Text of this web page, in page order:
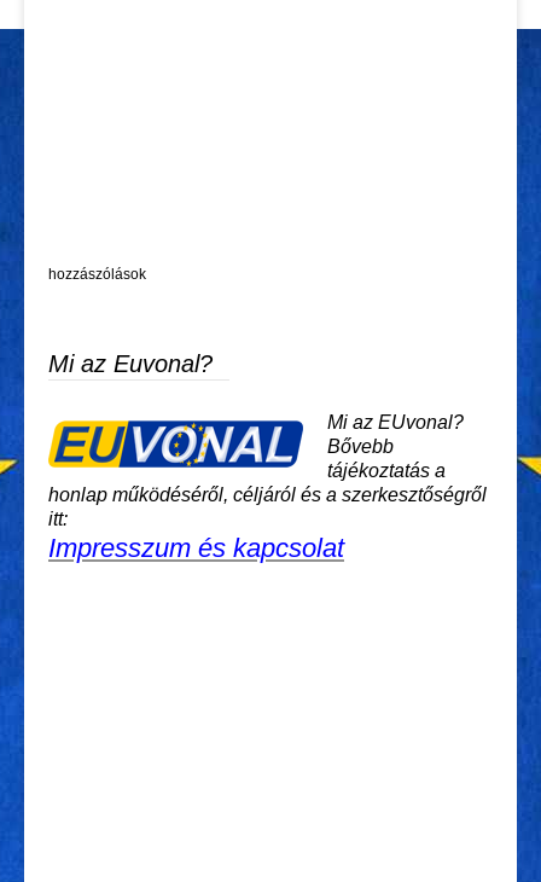
hozzászólások
Mi az Euvonal?
Mi az EUvonal?
Bővebb
tájékoztatás a
honlap működéséről, céljáról és a szerkesztőségről
itt:
Impresszum és kapcsolat